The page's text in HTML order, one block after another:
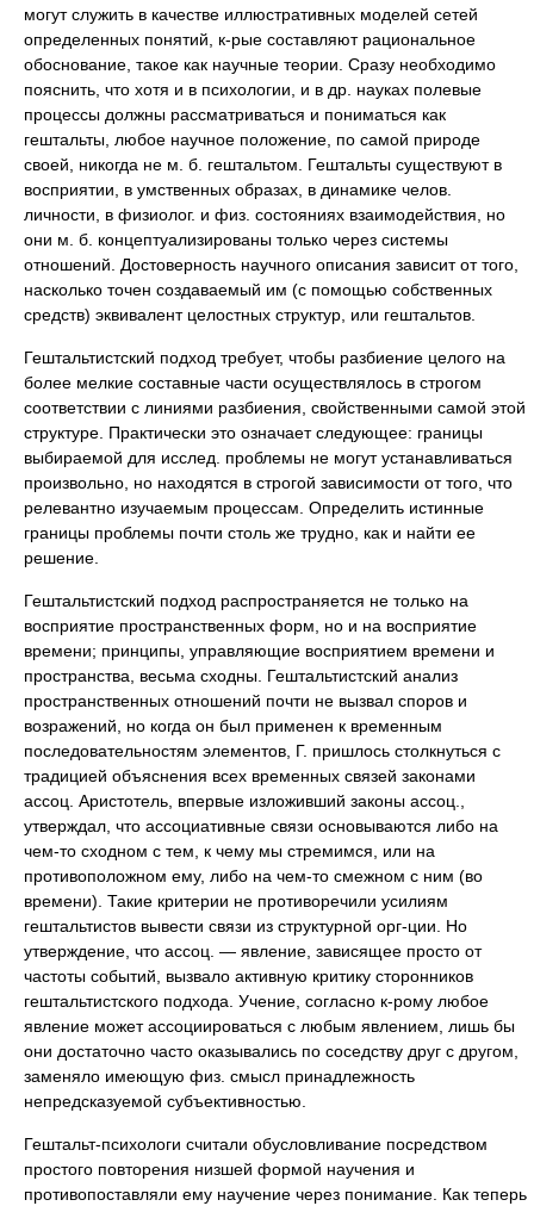
могут служить в качестве иллюстративных моделей сетей
определенных понятий, к-рые составляют рациональное
обоснование, такое как научные теории. Сразу необходимо
пояснить, что хотя и в психологии, и в др. науках полевые
процессы должны рассматриваться и пониматься как
гештальты, любое научное положение, по самой природе
своей, никогда не м. б. гештальтом. Гештальты существуют в
восприятии, в умственных образах, в динамике челов.
личности, в физиолог. и физ. состояниях взаимодействия, но
они м. б. концептуализированы только через системы
отношений. Достоверность научного описания зависит от того,
насколько точен создаваемый им (с помощью собственных
средств) эквивалент целостных структур, или гештальтов.
Гештальтистский подход требует, чтобы разбиение целого на
более мелкие составные части осуществлялось в строгом
соответствии с линиями разбиения, свойственными самой этой
структуре. Практически это означает следующее: границы
выбираемой для исслед. проблемы не могут устанавливаться
произвольно, но находятся в строгой зависимости от того, что
релевантно изучаемым процессам. Определить истинные
границы проблемы почти столь же трудно, как и найти ее
решение.
Гештальтистский подход распространяется не только на
восприятие пространственных форм, но и на восприятие
времени; принципы, управляющие восприятием времени и
пространства, весьма сходны. Гештальтистский анализ
пространственных отношений почти не вызвал споров и
возражений, но когда он был применен к временным
последовательностям элементов, Г. пришлось столкнуться с
традицией объяснения всех временных связей законами
ассоц. Аристотель, впервые изложивший законы ассоц.,
утверждал, что ассоциативные связи основываются либо на
чем-то сходном с тем, к чему мы стремимся, или на
противоположном ему, либо на чем-то смежном с ним (во
времени). Такие критерии не противоречили усилиям
гештальтистов вывести связи из структурной орг-ции. Но
утверждение, что ассоц. — явление, зависящее просто от
частоты событий, вызвало активную критику сторонников
гештальтистского подхода. Учение, согласно к-рому любое
явление может ассоциироваться с любым явлением, лишь бы
они достаточно часто оказывались по соседству друг с другом,
заменяло имеющую физ. смысл принадлежность
непредсказуемой субъективностью.
Гештальт-психологи считали обусловливание посредством
простого повторения низшей формой научения и
противопоставляли ему научение через понимание. Как теперь